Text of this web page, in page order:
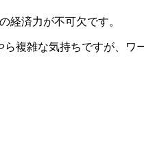
経済力が不可欠です。
複雑な気持ちですが、ワ